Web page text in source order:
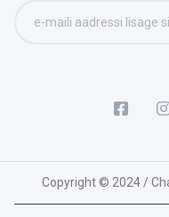
Copyright © 2024 /